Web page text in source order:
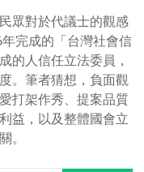
眾對於代議士的觀感
完成的「台灣社會信
的人信任立法委員，
。筆者猜想，負面觀
打架作秀、提案品質
益，以及整體國會立
。